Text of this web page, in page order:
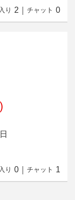
り 2 チャット 0
り 0 チャット 1